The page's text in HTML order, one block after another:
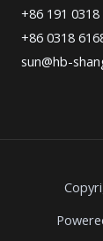
+86 191 0318
+86 0318
sun@hb-